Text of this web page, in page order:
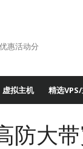
惠活动分
虚拟主机 精选
防大